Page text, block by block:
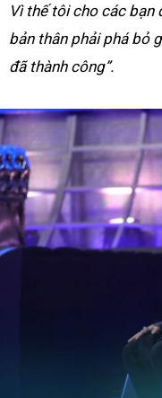
Vì thế tôi cho các bạn
bản thân phải phá bỏ
đã thành công”.